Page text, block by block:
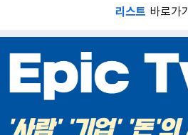
리스트 바로가기